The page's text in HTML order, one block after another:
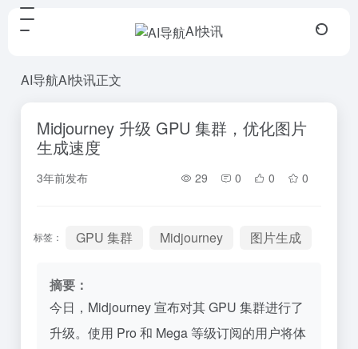
AI快讯
AI导航AI快讯正文
Midjourney 升级 GPU 集群，优化图片
生成速度
3年前发布 29 0 0 0
标签： GPU 集群 Midjourney 图片生成
摘要：
今日，Midjourney 宣布对其 GPU 集群进行了
升级。使用 Pro 和 Mega 等级订阅的用户将体